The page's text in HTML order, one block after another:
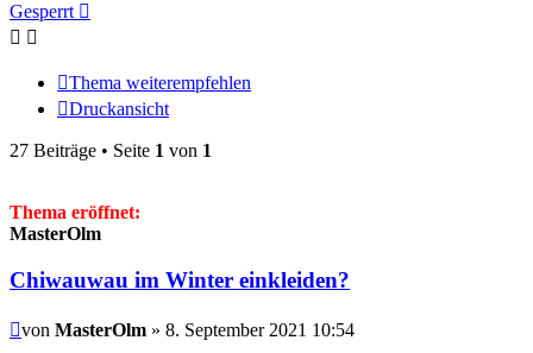
Gesperrt
Thema weiterempfehlen
Druckansicht
27 Beiträge • Seite 1 von 1
Thema eröffnet:
MasterOlm
Chiwauwau im Winter einkleiden?
Beitrag
von MasterOlm » 8. September 2021 10:54